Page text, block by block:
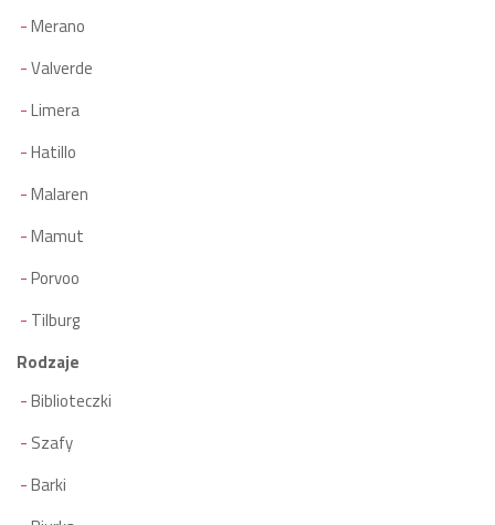
Merano
Valverde
Limera
Hatillo
Malaren
Mamut
Porvoo
Tilburg
Rodzaje
Biblioteczki
Szafy
Barki